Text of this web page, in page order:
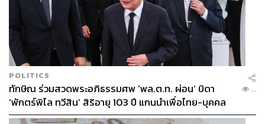
POLITICS
ทักษิณ ร่วมสวดพระอภิธรรมศพ ‘พล.ต.ท. ผ่อน’ บิดา
‘พักตร์พิไล ทวีสิน’ สิริอายุ 103 ปี แกนนำเพื่อไทย-บุคคล
หลากวงการร่วมอาลัย
...